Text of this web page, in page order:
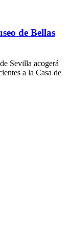
de Bellas
Sevilla acogerá
a la Casa de